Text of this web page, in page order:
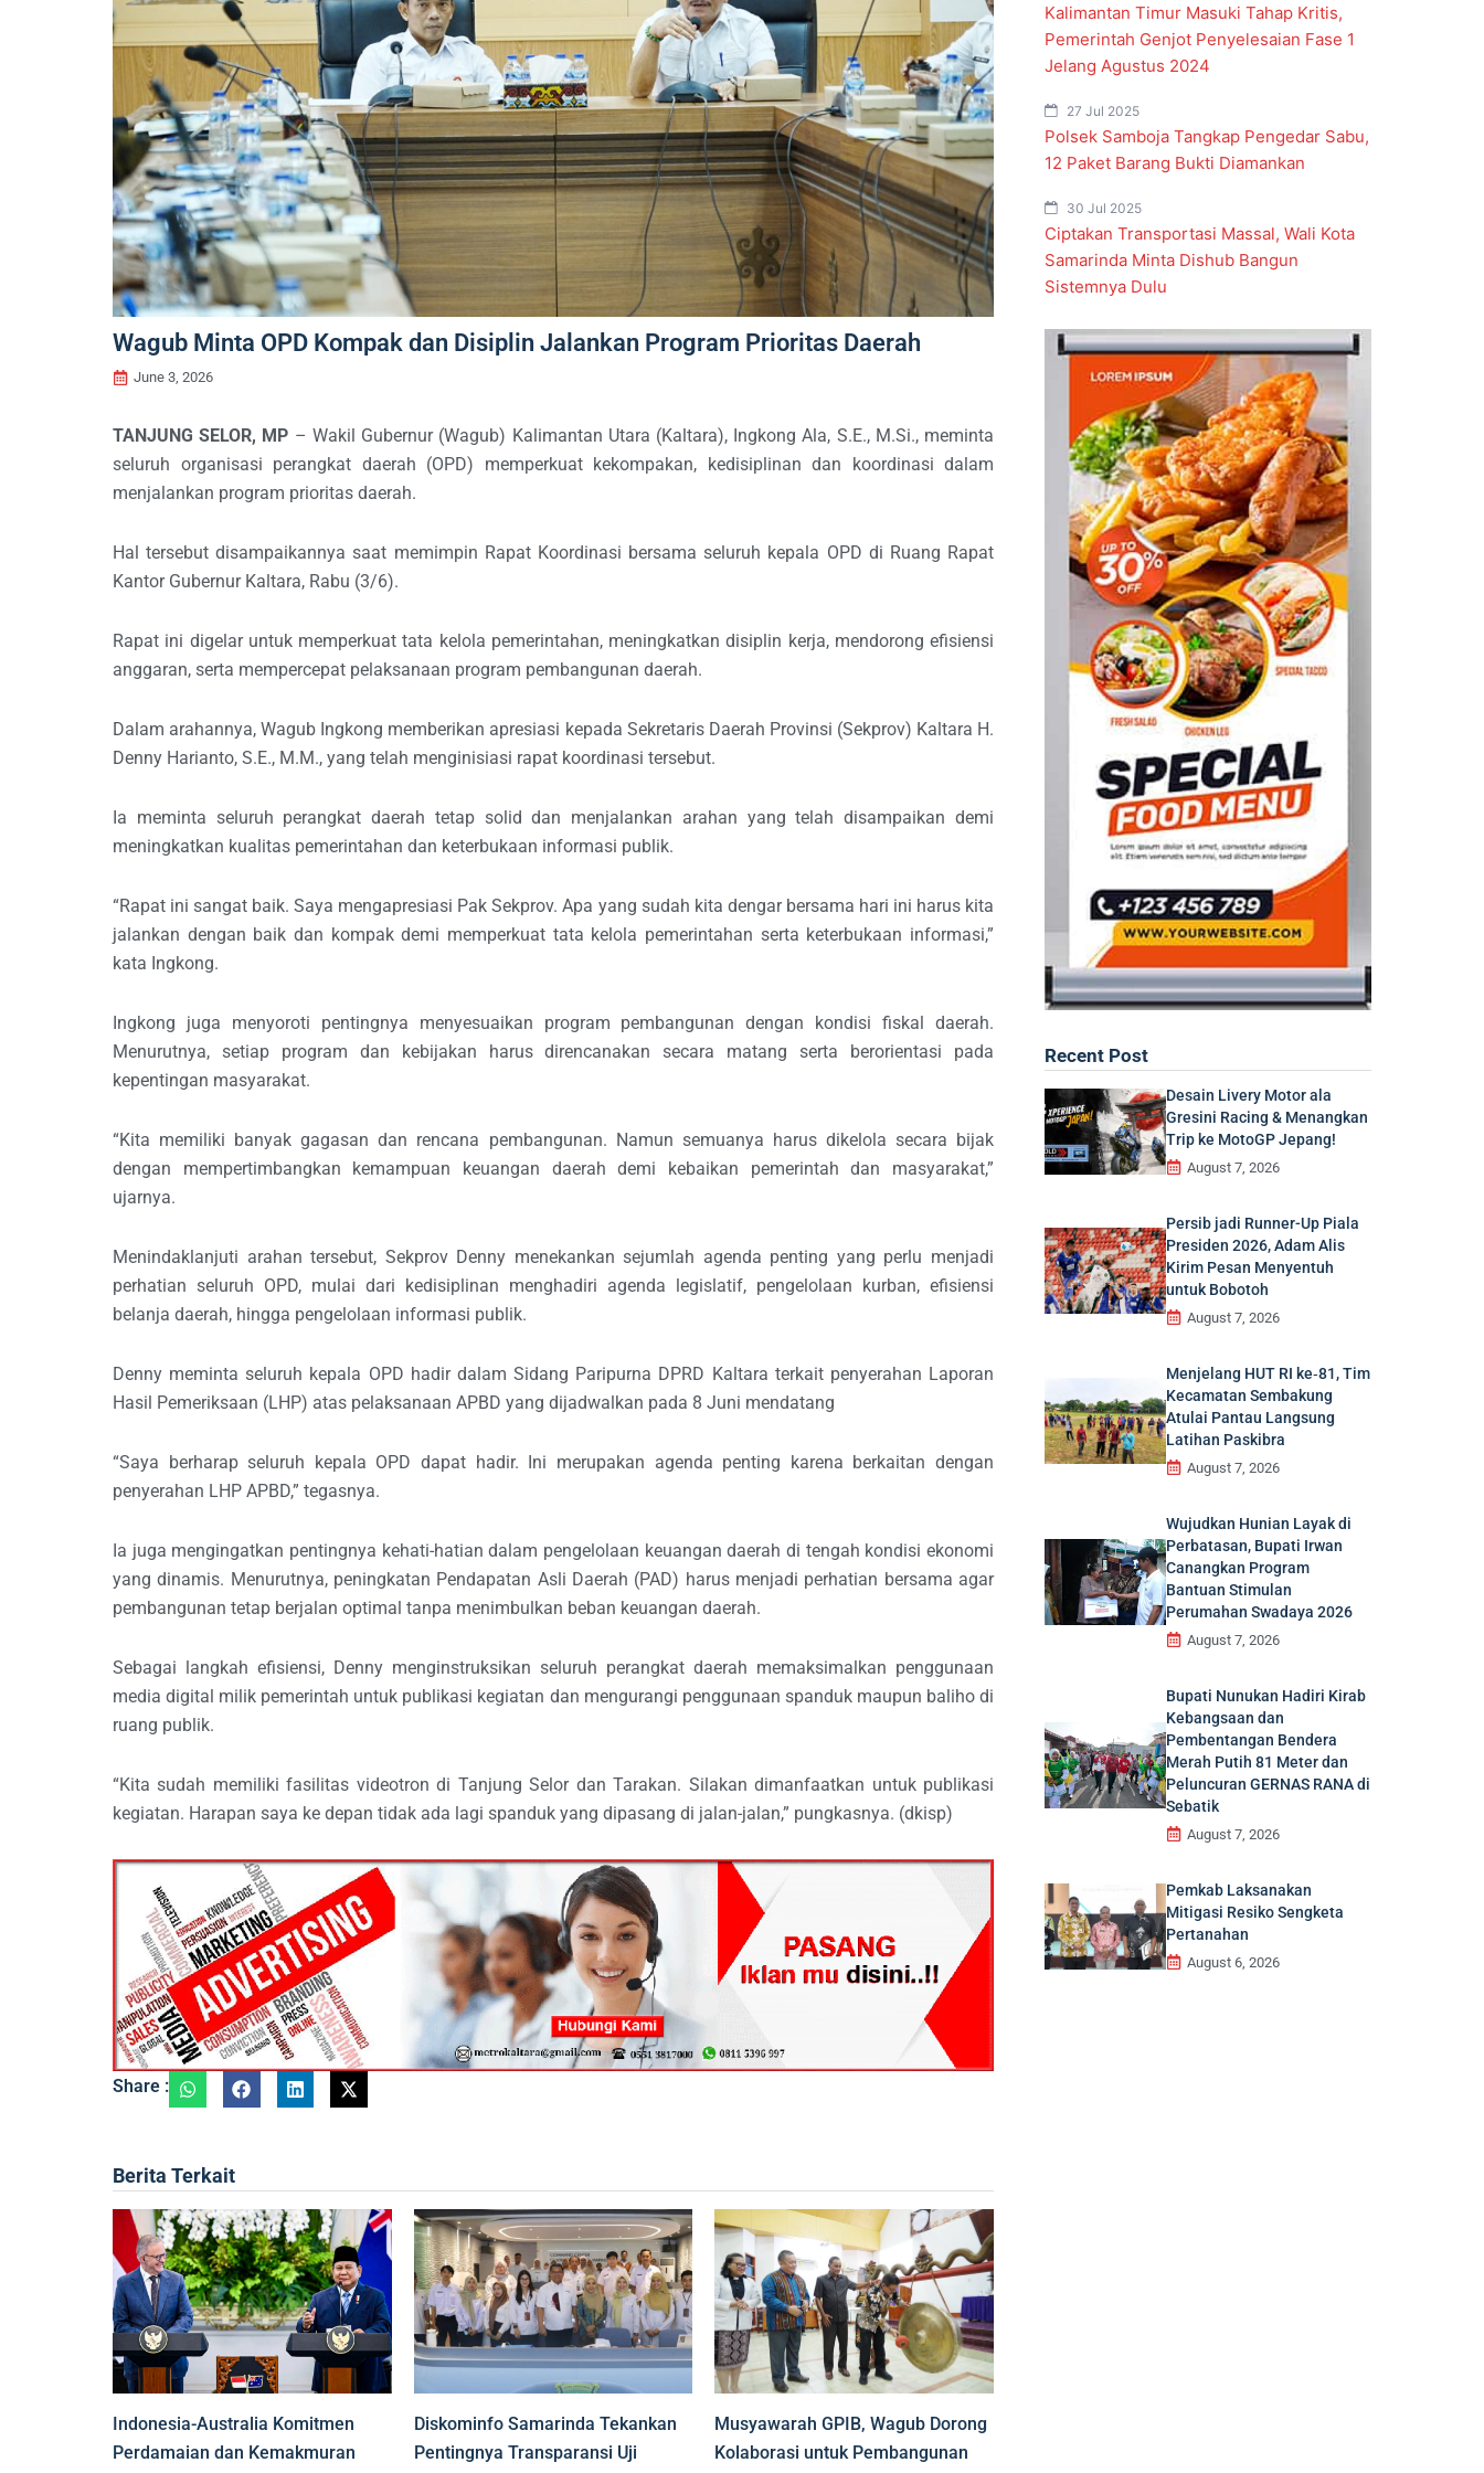
Wagub Minta OPD Kompak dan Disiplin Jalankan Program Prioritas Daerah
June 3, 2026
TANJUNG SELOR, MP – Wakil Gubernur (Wagub) Kalimantan Utara (Kaltara), Ingkong Ala, S.E., M.Si., meminta
seluruh organisasi perangkat daerah (OPD) memperkuat kekompakan, kedisiplinan dan koordinasi dalam
menjalankan program prioritas daerah.
Hal tersebut disampaikannya saat memimpin Rapat Koordinasi bersama seluruh kepala OPD di Ruang Rapat
Kantor Gubernur Kaltara, Rabu (3/6).
Rapat ini digelar untuk memperkuat tata kelola pemerintahan, meningkatkan disiplin kerja, mendorong efisiensi
anggaran, serta mempercepat pelaksanaan program pembangunan daerah.
Dalam arahannya, Wagub Ingkong memberikan apresiasi kepada Sekretaris Daerah Provinsi (Sekprov) Kaltara H.
Denny Harianto, S.E., M.M., yang telah menginisiasi rapat koordinasi tersebut.
Ia meminta seluruh perangkat daerah tetap solid dan menjalankan arahan yang telah disampaikan demi
meningkatkan kualitas pemerintahan dan keterbukaan informasi publik.
“Rapat ini sangat baik. Saya mengapresiasi Pak Sekprov. Apa yang sudah kita dengar bersama hari ini harus kita
jalankan dengan baik dan kompak demi memperkuat tata kelola pemerintahan serta keterbukaan informasi,”
kata Ingkong.
Ingkong juga menyoroti pentingnya menyesuaikan program pembangunan dengan kondisi fiskal daerah.
Menurutnya, setiap program dan kebijakan harus direncanakan secara matang serta berorientasi pada
kepentingan masyarakat.
“Kita memiliki banyak gagasan dan rencana pembangunan. Namun semuanya harus dikelola secara bijak
dengan mempertimbangkan kemampuan keuangan daerah demi kebaikan pemerintah dan masyarakat,”
ujarnya.
Menindaklanjuti arahan tersebut, Sekprov Denny menekankan sejumlah agenda penting yang perlu menjadi
perhatian seluruh OPD, mulai dari kedisiplinan menghadiri agenda legislatif, pengelolaan kurban, efisiensi
belanja daerah, hingga pengelolaan informasi publik.
Denny meminta seluruh kepala OPD hadir dalam Sidang Paripurna DPRD Kaltara terkait penyerahan Laporan
Hasil Pemeriksaan (LHP) atas pelaksanaan APBD yang dijadwalkan pada 8 Juni mendatang
“Saya berharap seluruh kepala OPD dapat hadir. Ini merupakan agenda penting karena berkaitan dengan
penyerahan LHP APBD,” tegasnya.
Ia juga mengingatkan pentingnya kehati-hatian dalam pengelolaan keuangan daerah di tengah kondisi ekonomi
yang dinamis. Menurutnya, peningkatan Pendapatan Asli Daerah (PAD) harus menjadi perhatian bersama agar
pembangunan tetap berjalan optimal tanpa menimbulkan beban keuangan daerah.
Sebagai langkah efisiensi, Denny menginstruksikan seluruh perangkat daerah memaksimalkan penggunaan
media digital milik pemerintah untuk publikasi kegiatan dan mengurangi penggunaan spanduk maupun baliho di
ruang publik.
“Kita sudah memiliki fasilitas videotron di Tanjung Selor dan Tarakan. Silakan dimanfaatkan untuk publikasi
kegiatan. Harapan saya ke depan tidak ada lagi spanduk yang dipasang di jalan-jalan,” pungkasnya. (dkisp)
Share :
Berita Terkait
Indonesia-Australia Komitmen
Perdamaian dan Kemakmuran
Diskominfo Samarinda Tekankan
Pentingnya Transparansi Uji
Musyawarah GPIB, Wagub Dorong
Kolaborasi untuk Pembangunan
Kalimantan Timur Masuki Tahap Kritis,
Pemerintah Genjot Penyelesaian Fase 1
Jelang Agustus 2024
27 Jul 2025
Polsek Samboja Tangkap Pengedar Sabu,
12 Paket Barang Bukti Diamankan
30 Jul 2025
Ciptakan Transportasi Massal, Wali Kota
Samarinda Minta Dishub Bangun
Sistemnya Dulu
Recent Post
Desain Livery Motor ala
Gresini Racing & Menangkan
Trip ke MotoGP Jepang!
August 7, 2026
Persib jadi Runner-Up Piala
Presiden 2026, Adam Alis
Kirim Pesan Menyentuh
untuk Bobotoh
August 7, 2026
Menjelang HUT RI ke‑81, Tim
Kecamatan Sembakung
Atulai Pantau Langsung
Latihan Paskibra
August 7, 2026
Wujudkan Hunian Layak di
Perbatasan, Bupati Irwan
Canangkan Program
Bantuan Stimulan
Perumahan Swadaya 2026
August 7, 2026
Bupati Nunukan Hadiri Kirab
Kebangsaan dan
Pembentangan Bendera
Merah Putih 81 Meter dan
Peluncuran GERNAS RANA di
Sebatik
August 7, 2026
Pemkab Laksanakan
Mitigasi Resiko Sengketa
Pertanahan
August 6, 2026